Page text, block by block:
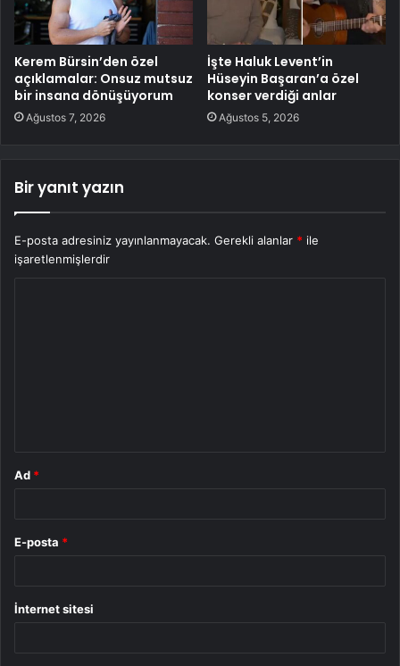
Kerem Bürsin’den özel
açıklamalar: Onsuz mutsuz
bir insana dönüşüyorum
Ağustos 7, 2026
İşte Haluk Levent’in
Hüseyin Başaran’a özel
konser verdiği anlar
Ağustos 5, 2026
Bir yanıt yazın
E-posta adresiniz yayınlanmayacak. Gerekli alanlar * ile
işaretlenmişlerdir
Ad *
E-posta *
İnternet sitesi